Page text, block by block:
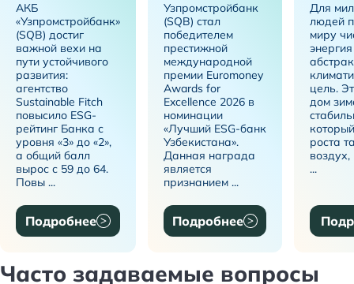
до уровня «2»
АКБ
«Узпромстройбанк»
(SQB) достиг
важной вехи на
пути устойчивого
развития:
агентство
Sustainable Fitch
повысило ESG-
рейтинг Банка с
уровня «3» до «2»,
а общий балл
вырос с 59 до 64.
Повы ...
Подробнее
Узпромстройбанк
(SQB) стал
победителем
престижной
международной
премии Euromoney
Awards for
Excellence 2026 в
номинации
«Лучший ESG-банк
Узбекистана».
Данная награда
является
признанием ...
Подробнее
Для
людей
миру
цель.
дом
роста
...
Часто задаваемые вопросы